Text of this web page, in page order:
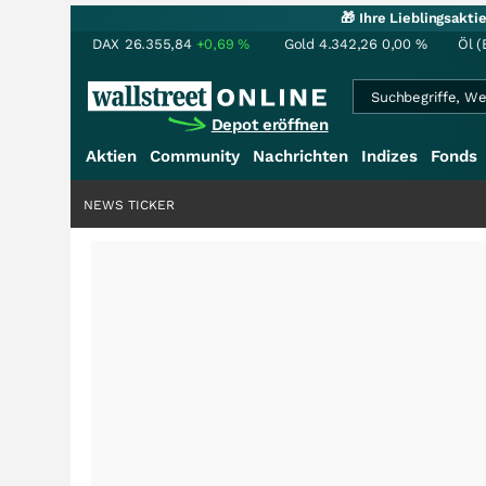
🎁 Ihre
DAX 26.355,84 +0,69% Gold 4.342,26 0,00 % Öl
Depot eröffnen
Aktien
Community Nachrichten Indizes Fonds
NEWS TICKER